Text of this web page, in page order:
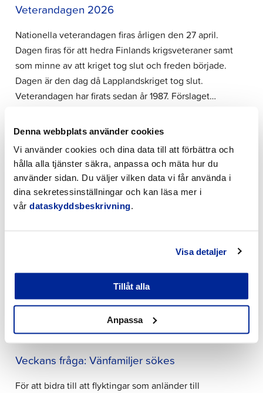
Denna webbplats använder cookies
Vi använder cookies och dina data till att förbättra och
hålla alla tjänster säkra, anpassa och mäta hur du
använder sidan. Du väljer vilken data vi får använda i
dina sekretessinställningar och kan läsa mer i
vår dataskyddsbeskrivning.
Visa detaljer
Tillåt alla
Anpassa
Veterandagen 2026
Nationella veterandagen firas årligen den 27 april.
Dagen firas för att hedra Finlands krigsveteraner samt
som minne av att kriget tog slut och freden började.
Dagen är den dag då Lapplandskriget tog slut.
Veterandagen har firats sedan år 1987. Förslaget…
23.4.2026 | Nyheter
Invånarforum om motionsrådgivning i
Jakobstad
Välkommen på invånarforum om motionsrådgivning i
idrotts- och välfärdstjänster Marja Eriksson,
Lindstedt, motionsrådgivare Tid: onsdag 20.5 kl. 16–17
Plats: Stadsbiblioteket i…
22.4.2026 | Nyheter
Veckans fråga: Vänfamiljer sökes
För att bidra till att flyktingar som anländer till